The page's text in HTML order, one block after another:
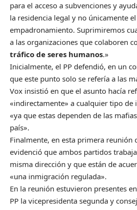
para el acceso a subvenciones y
la residencia legal y no únicamente
empadronamiento. Suprimiremos
a las organizaciones que colaboren
tráfico de seres humanos.»
Inicialmente, el PP defendió, en un
que este punto solo se refería a las
Vox insistió en que el asunto hacía
«indirectamente» a cualquier tipo de
«ya que estas dependen de las
país».
Finalmente, en esta primera reunión
evidenció que ambos partidos
misma dirección y que están de
«una inmigración regulada».
En la reunión estuvieron presentes
PP la vicepresidenta segunda y